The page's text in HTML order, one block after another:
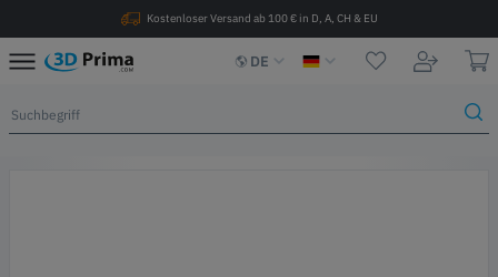
Kostenloser Versand ab 100 € in D, A, CH & EU
DE